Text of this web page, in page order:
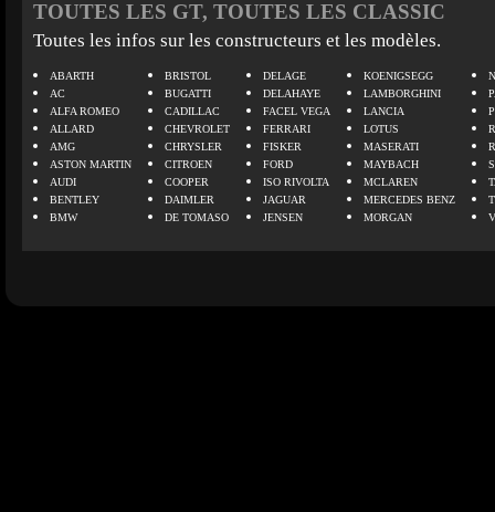
TOUTES LES GT, TOUTES LES CLASSIC
Toutes les infos sur les constructeurs et les modèles.
ABARTH
AC
ALFA ROMEO
ALLARD
AMG
ASTON MARTIN
AUDI
BENTLEY
BMW
BRISTOL
BUGATTI
CADILLAC
CHEVROLET
CHRYSLER
CITROEN
COOPER
DAIMLER
DE TOMASO
DELAGE
DELAHAYE
FACEL VEGA
FERRARI
FISKER
FORD
ISO RIVOLTA
JAGUAR
JENSEN
KOENIGSEGG
LAMBORGHINI
LANCIA
LOTUS
MASERATI
MAYBACH
MCLAREN
MERCEDES BENZ
MORGAN